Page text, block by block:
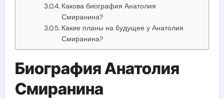
Какова биография Анатолия
Смиранина?
Какие планы на будущее у Анатолия
Смиранина?
Биография Анатолия
Смиранина